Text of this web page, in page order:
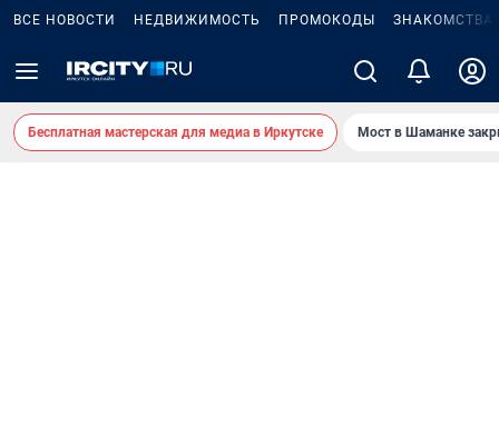
ВСЕ НОВОСТИ НЕДВИЖИМОСТЬ ПРОМОКОДЫ ЗНАКОМСТВА
Бесплатная мастерская для медиа в Иркутске Мост в Шаманке